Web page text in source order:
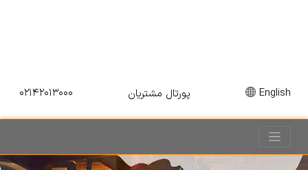
English پورتال مشتریان ۰۲۱۴۲۰۱۳۰۰۰